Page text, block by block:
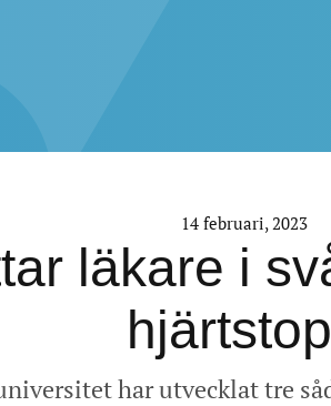
14 februari, 2023
läkare i
har utvecklat tre